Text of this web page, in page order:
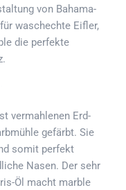
von Bahama-
waschechte Eifler,
die perfekte
vermahlenen Erd-
gefärbt. Sie
somit perfekt
Nasen. Der sehr
Öl macht marble